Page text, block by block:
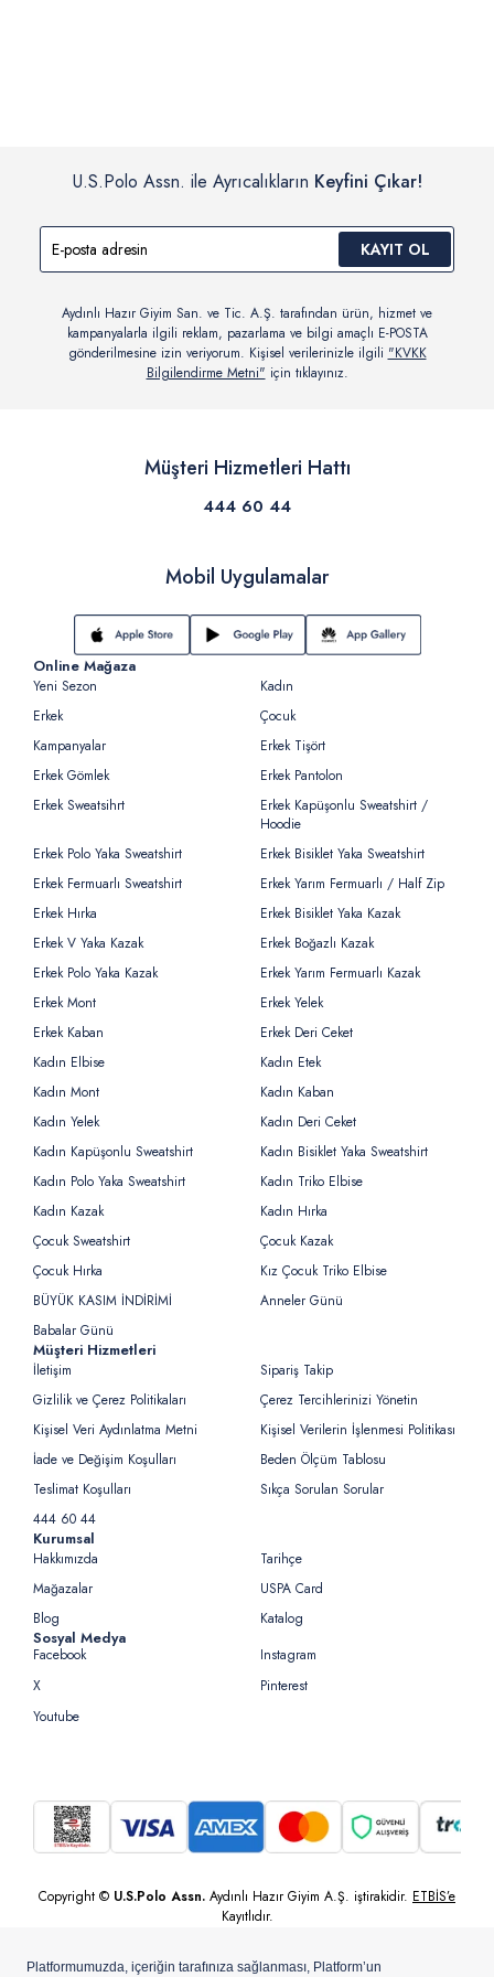
U.S.Polo Assn. ile Ayrıcalıkların Keyfini Çıkar!
KAYIT OL
Aydınlı Hazır Giyim San. ve Tic. A.Ş. tarafından ürün, hizmet ve
kampanyalarla ilgili reklam, pazarlama ve bilgi amaçlı E-POSTA
gönderilmesine izin veriyorum. Kişisel verilerinizle ilgili "KVKK
Bilgilendirme Metni" için tıklayınız.
Müşteri Hizmetleri Hattı
444 60 44
Mobil Uygulamalar
Online Mağaza
Yeni Sezon
Kadın
Erkek
Çocuk
Kampanyalar
Erkek Tişört
Erkek Gömlek
Erkek Pantolon
Erkek Sweatsihrt
Erkek Kapüşonlu Sweatshirt /
Hoodie
Erkek Polo Yaka Sweatshirt
Erkek Bisiklet Yaka Sweatshirt
Erkek Fermuarlı Sweatshirt
Erkek Yarım Fermuarlı / Half Zip
Erkek Hırka
Erkek Bisiklet Yaka Kazak
Erkek V Yaka Kazak
Erkek Boğazlı Kazak
Erkek Polo Yaka Kazak
Erkek Yarım Fermuarlı Kazak
Erkek Mont
Erkek Yelek
Erkek Kaban
Erkek Deri Ceket
Kadın Elbise
Kadın Etek
Kadın Mont
Kadın Kaban
Kadın Yelek
Kadın Deri Ceket
Kadın Kapüşonlu Sweatshirt
Kadın Bisiklet Yaka Sweatshirt
Kadın Polo Yaka Sweatshirt
Kadın Triko Elbise
Kadın Kazak
Kadın Hırka
Çocuk Sweatshirt
Çocuk Kazak
Çocuk Hırka
Kız Çocuk Triko Elbise
BÜYÜK KASIM İNDİRİMİ
Anneler Günü
Babalar Günü
Müşteri Hizmetleri
İletişim
Sipariş Takip
Gizlilik ve Çerez Politikaları
Çerez Tercihlerinizi Yönetin
Kişisel Veri Aydınlatma Metni
Kişisel Verilerin İşlenmesi Politikası
İade ve Değişim Koşulları
Beden Ölçüm Tablosu
Teslimat Koşulları
Sıkça Sorulan Sorular
444 60 44
Kurumsal
Hakkımızda
Tarihçe
Mağazalar
USPA Card
Blog
Katalog
Sosyal Medya
Facebook
Instagram
X
Pinterest
Youtube
Copyright © U.S.Polo Assn. Aydınlı Hazır Giyim A.Ş. iştirakidir. ETBİS’e
Kayıtlıdır.